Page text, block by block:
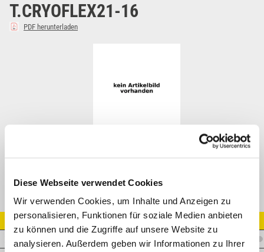
Diese Webseite verwendet Cookies
Wir verwenden Cookies, um Inhalte und Anzeigen zu
personalisieren, Funktionen für soziale Medien anbieten
zu können und die Zugriffe auf unsere Website zu
analysieren. Außerdem geben wir Informationen zu Ihrer
T.CRYOFLEX21-16
PDF herunterladen
Artikel Nr.
T.CRYOFLEX21-16